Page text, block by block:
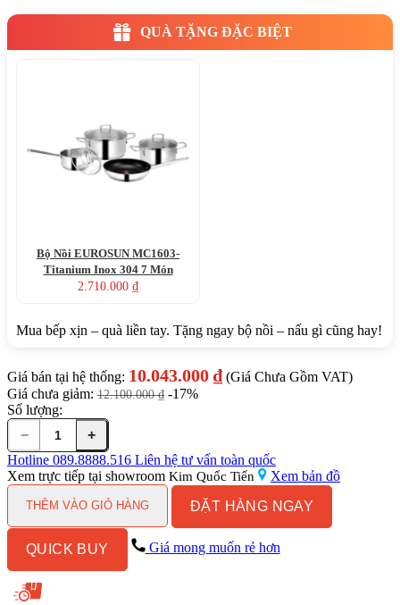
QUÀ TẶNG ĐẶC BIỆT
Bộ Nồi EUROSUN MC1603-
Titanium Inox 304 7 Món
2.710.000 ₫
Mua bếp xịn – quà liền tay. Tặng ngay bộ nồi – nấu gì cũng hay!
Giá bán tại hệ thống: 10.043.000 ₫ (Giá Chưa Gồm VAT)
Giá chưa giảm: 12.100.000₫ -17%
Số lượng:
từ
Malloca
2
vùng
nấu
732
IN
−
+
Hotline 089.8888.516 Liên hệ tư vấn toàn quốc
Xem trực tiếp tại showroom Kim Quốc Tiến Xem bản đồ
THÊM VÀO GIỎ HÀNG ĐẶT HÀNG NGAY
QUICK BUY Giá mong muốn rẻ hơn